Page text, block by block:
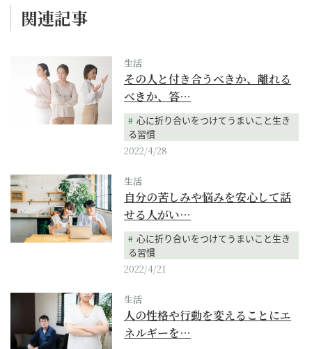
関連記事
生活
その人と付き合うべきか、離れる
べきか、答…
心に折り合いをつけてうまいこと生き
る習慣
2022/4/28
生活
自分の苦しみや悩みを安心して話
せる人がい…
心に折り合いをつけてうまいこと生き
る習慣
2022/4/21
生活
人の性格や行動を変えることにエ
ネルギーを…